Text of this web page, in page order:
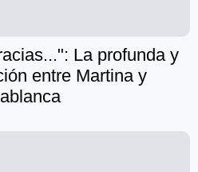
La profunda y
entre Martina y